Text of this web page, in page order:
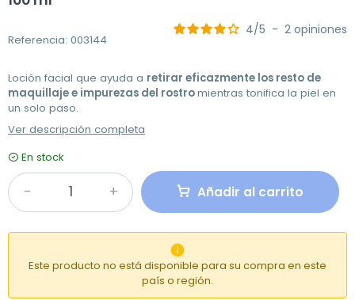
Referencia: 003144
4/5 - 2 opiniones
Loción facial que ayuda a retirar eficazmente los resto de
maquillaje e impurezas del rostromientras tonifica la piel en
un solo paso.
Ver descripción completa
En stock
Añadir al carrito

Este producto no está disponible para su compra en este
país o región.